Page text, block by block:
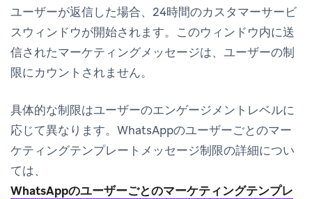
ユーザーが返信した場合、24時間のカスタマーサービ
スウィンドウが開始されます。このウィンドウ内に送
信されたマーケティングメッセージは、ユーザーの制
限にカウントされません。
具体的な制限はユーザーのエンゲージメントレベルに
応じて異なります。WhatsAppのユーザーごとのマー
ケティングテンプレートメッセージ制限の詳細につい
ては、
WhatsAppのユーザーごとのマーケティングテンプレ